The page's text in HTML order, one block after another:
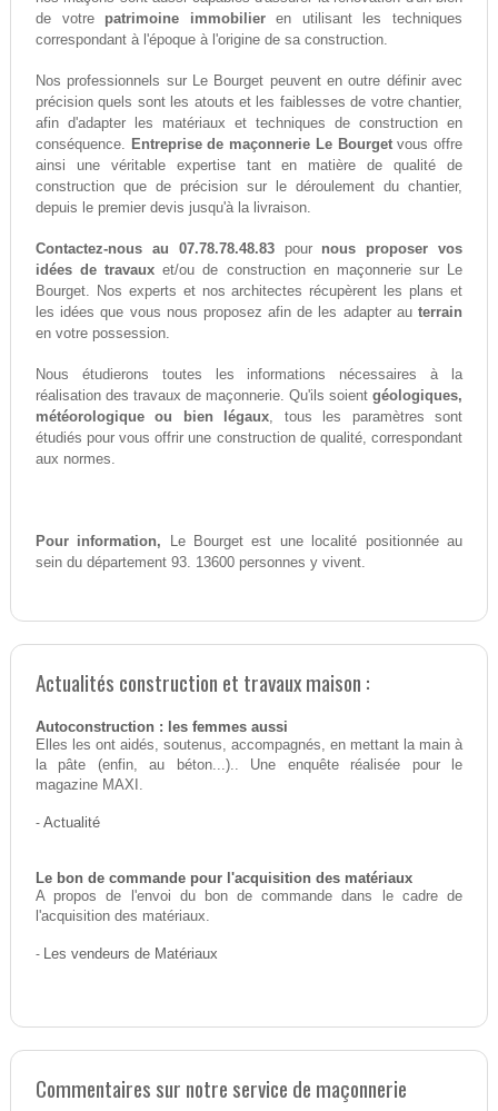
de votre patrimoine immobilieren utilisant les techniques
correspondant à l'époque à l'origine de sa construction.
Nos professionnels sur Le Bourget peuvent en outre définir avec
précision quels sont les atouts et les faiblesses de votre chantier,
afin d'adapter les matériaux et techniques de construction en
conséquence. Entreprise de maçonnerie Le Bourgetvous offre
ainsi une véritable expertise tant en matière de qualité de
construction que de précision sur le déroulement du chantier,
depuis le premier devis jusqu'à la livraison.
Contactez-nous au 07.78.78.48.83pour nous proposer vos
idées de travaux et/ou de construction en maçonnerie sur Le
Bourget. Nos experts et nos architectes récupèrent les plans et
les idées que vous nous proposez afin de les adapter auterrain
en votre possession.
Nous étudierons toutes les informations nécessaires à la
réalisation des travaux de maçonnerie. Qu'ils soientgéologiques,
météorologique ou bien légaux, tous les paramètres sont
étudiés pour vous offrir une construction de qualité, correspondant
aux normes.
Pour information, Le Bourget est une localité positionnée au
sein du département 93. 13600 personnes y vivent.
Actualités construction et travaux maison :
Autoconstruction : les femmes aussi
Elles les ont aidés, soutenus, accompagnés, en mettant la main à
la pâte (enfin, au béton...).. Une enquête réalisée pour le
magazine MAXI.
- Actualité
Le bon de commande pour l'acquisition des matériaux
A propos de l'envoi du bon de commande dans le cadre de
l'acquisition des matériaux.
- Les vendeurs de Matériaux
Commentaires sur notre service de maçonnerie